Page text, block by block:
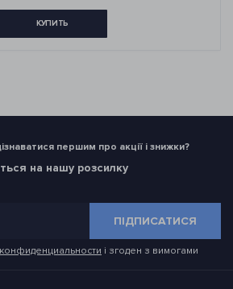
КУПИТЬ
першим про акції і знижки?
на нашу розсилку
ПІДПИСАТИСЯ
і згоден з вимогами